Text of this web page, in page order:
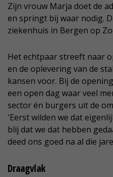
Zijn vrouw Marja doet de
en springt bij waar nodig.
ziekenhuis in Bergen op
Het echtpaar streeft naar
en de oplevering van de
kansen voor. Bij de
een open dag waar veel
sector én burgers uit de
'Eerst wilden we dat
blij dat we dat hebben
deed ons goed na al die
Draagvlak